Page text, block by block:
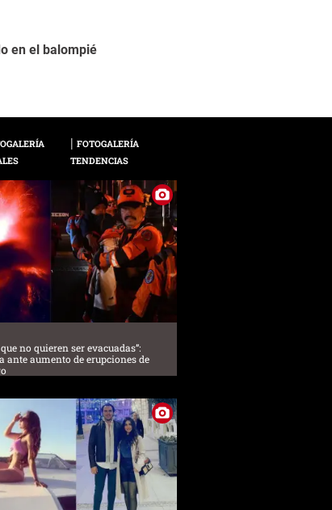
en el balompié
FOTOGALERÍA
TENDENCIAS
no quieren ser evacuadas”:
ante aumento de erupciones de